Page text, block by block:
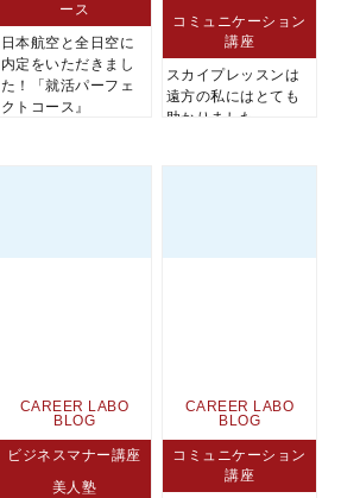
ース
日本航空と全日空に
内定をいただきまし
た！「就活パーフェ
クトコース』
コミュニケーション
講座
スカイプレッスンは
遠方の私にはとても
助かりました
CAREER LABO
BLOG
ビジネスマナー講座
美人塾
CAREER LABO
BLOG
コミュニケーション
講座